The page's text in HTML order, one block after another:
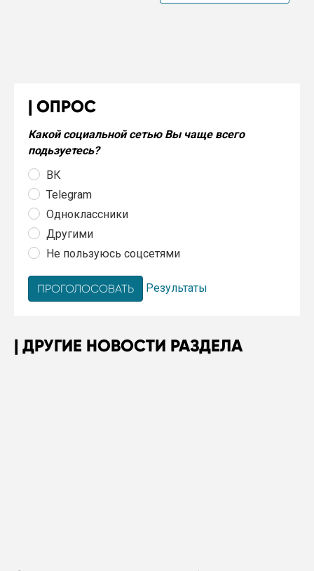
ОПРОС
Какой социальной сетью Вы чаще всего
подьзуетесь?
ВК
Telegram
Одноклассники
Другими
Не пользуюсь соцсетями
Результаты
ДРУГИЕ НОВОСТИ РАЗДЕЛА